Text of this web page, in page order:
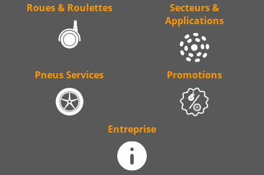
Roues & Roulettes
Secteurs &
Applications
Pneus Services Promotions
Entreprise